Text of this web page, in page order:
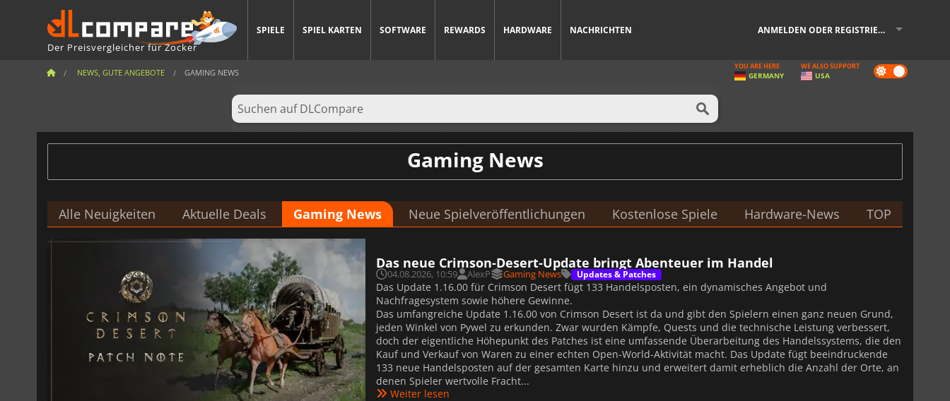
Der Preisvergleicher für Zocker
SPIELE SPIEL KARTEN SOFTWARE REWARDS HARDWARE NACHRICHTEN ANMELDEN ODER REGISTRIEREN
NEWS, GUTE ANGEBOTE GAMING NEWS Dark
mode
YOU ARE HERE
GERMANY
WE ALSO SUPPORT
USA
Gaming News
Alle Neuigkeiten Aktuelle Deals Gaming News Neue Spielveröffentlichungen Kostenlose Spiele Hardware-News TOP
Das neue Crimson-Desert-Update bringt Abenteuer im Handel
04.08.2026, 10:59 AlexP Gaming News Updates & Patches
Das Update 1.16.00 für Crimson Desert fügt 133 Handelsposten, ein dynamisches Angebot und
Nachfragesystem sowie höhere Gewinne.
Das umfangreiche Update 1.16.00 von Crimson Desert ist da und gibt den Spielern einen ganz neuen Grund,
jeden Winkel von Pywel zu erkunden. Zwar wurden Kämpfe, Quests und die technische Leistung verbessert,
doch der eigentliche Höhepunkt des Patches ist eine umfassende Überarbeitung des Handelssystems, die den
Kauf und Verkauf von Waren zu einer echten Open-World-Aktivität macht. Das Update fügt beeindruckende
133 neue Handelsposten auf der gesamten Karte hinzu und erweitert damit erheblich die Anzahl der Orte, an
denen Spieler wertvolle Fracht...
Weiter lesen